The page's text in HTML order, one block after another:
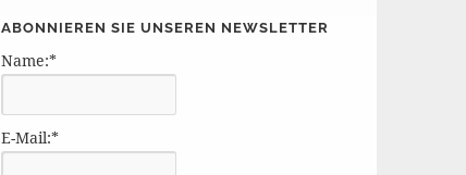
r
e
ABONNIEREN SIE UNSEREN NEWSLETTER
Name:*
E-Mail:*